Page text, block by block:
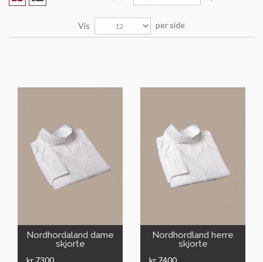
Vis per side
Nordhordaland dame
skjorte
kr 7300
Nordhordland herre
skjorte
kr 7400